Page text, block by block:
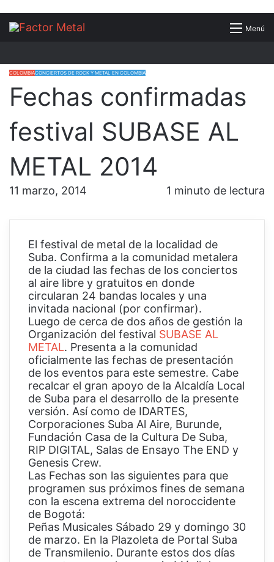
Menú
Buscar
COLOMBIACONCIERTOS DE ROCK Y METAL EN COLOMBIA
Fechas confirmadas
festival SUBASE AL
METAL 2014
11 marzo, 2014 1 minuto de lectura
El festival de metal de la localidad de
Suba. Confirma a la comunidad metalera
de la ciudad las fechas de los conciertos
al aire libre y gratuitos en donde
circularan 24 bandas locales y una
invitada nacional (por confirmar).
Luego de cerca de dos años de gestión la
Organización del festival SUBASE AL
METAL. Presenta a la comunidad
oficialmente las fechas de presentación
de los eventos para este semestre. Cabe
recalcar el gran apoyo de la Alcaldía Local
de Suba para el desarrollo de la presente
versión. Así como de IDARTES,
Corporaciones Suba Al Aire, Burunde,
Fundación Casa de la Cultura De Suba,
RIP DIGITAL, Salas de Ensayo The END y
Genesis Crew.
Las Fechas son las siguientes para que
programen sus próximos fines de semana
con la escena extrema del noroccidente
de Bogotá:
Peñas Musicales Sábado 29 y domingo 30
de marzo. En la Plazoleta de Portal Suba
de Transmilenio. Durante estos dos días